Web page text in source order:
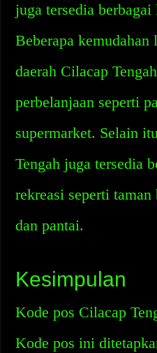
juga tersedia
Beberapa
daerah Cilacap
perbelanjaan seperti
supermarket. Selain
Tengah juga tersedia
rekreasi seperti
dan pantai.
Kesimpulan
Kode pos Cilacap
Kode pos ini